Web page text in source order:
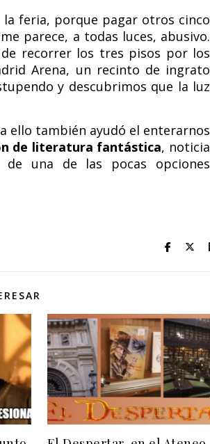
feria, porque pagar otros cinco
parece, a todas luces, abusivo.
de recorrer los tres pisos por los
Arena, un recinto de ingrato
y descubrimos que la luz
ello también ayudó el enterarnos
de literatura fantástica, noticia
una de las pocas opciones